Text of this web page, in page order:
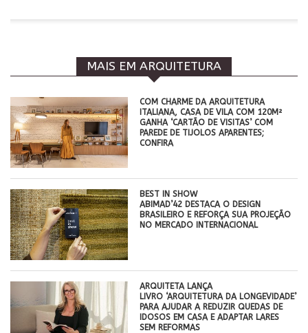
MAIS EM ARQUITETURA
COM CHARME DA ARQUITETURA
ITALIANA, CASA DE VILA COM 120M²
GANHA ‘CARTÃO DE VISITAS’ COM
PAREDE DE TIJOLOS APARENTES;
CONFIRA
BEST IN SHOW
ABIMAD’42 DESTACA O DESIGN
BRASILEIRO E REFORÇA SUA PROJEÇÃO
NO MERCADO INTERNACIONAL
ARQUITETA LANÇA
LIVRO ‘ARQUITETURA DA LONGEVIDADE’
PARA AJUDAR A REDUZIR QUEDAS DE
IDOSOS EM CASA E ADAPTAR LARES
SEM REFORMAS